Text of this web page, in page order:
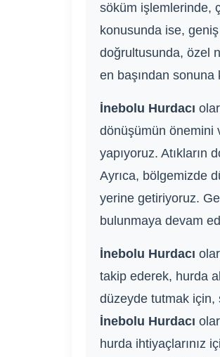
söküm işlemlerinde,
konusunda ise,
doğrultusunda, özel
en başından sonuna
İnebolu Hurdacı
dönüşümün önemini
yapıyoruz. Atıkların
Ayrıca, bölgemizde
yerine getiriyoruz.
bulunmaya devam
İnebolu Hurdacı
takip ederek, hurda
düzeyde tutmak için,
İnebolu Hurdacı
hurda ihtiyaçlarınız